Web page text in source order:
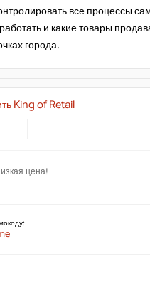
все процессы
и какие товары
города.
King of Retail
цена!